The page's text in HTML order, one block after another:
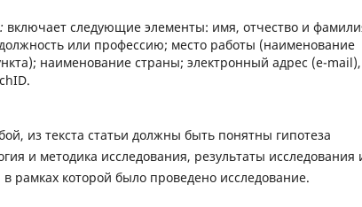
включает следующие элементы: имя, отчество и
или профессию; место работы (наименование
наименование страны; электронный адрес (e-mail),
из текста статьи должны быть понятны гипотеза
и методика исследования, результаты исследования
рамках которой было проведено исследование.